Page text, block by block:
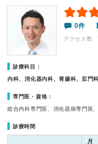
0件
アクセス数
診療科目：
内科、消化器内科、胃腸科、肛門
専門医・資格：
総合内科専門医、消化器病専門医
診療時間
月